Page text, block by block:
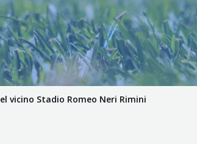
vicino Stadio Romeo Neri Rimini